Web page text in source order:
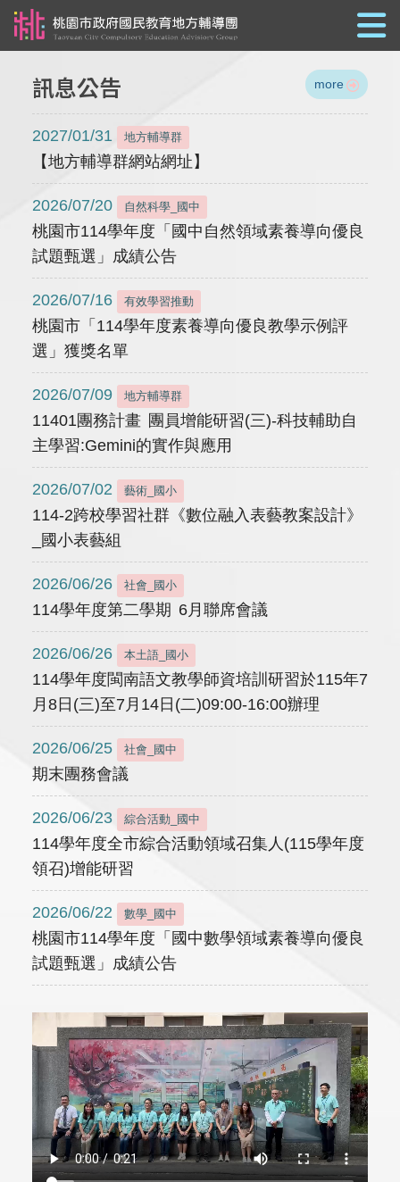
訊息公告 more
2027/01/31 地方輔導群
【地方輔導群網站網址】
2026/07/20 自然科學_國中
桃園市114學年度「國中自然領域素養導向優良
試題甄選」成績公告
2026/07/16 有效學習推動
桃園市「114學年度素養導向優良教學示例評
選」獲獎名單
2026/07/09 地方輔導群
11401團務計畫 團員增能研習(三)-科技輔助自
主學習:Gemini的實作與應用
2026/07/02 藝術_國小
114-2跨校學習社群《數位融入表藝教案設計》
_國小表藝組
2026/06/26 社會_國小
114學年度第二學期 6月聯席會議
2026/06/26 本土語_國小
114學年度閩南語文教學師資培訓研習於115年7
月8日(三)至7月14日(二)09:00-16:00辦理
2026/06/25 社會_國中
期末團務會議
2026/06/23 綜合活動_國中
114學年度全市綜合活動領域召集人(115學年度
領召)增能研習
2026/06/22 數學_國中
桃園市114學年度「國中數學領域素養導向優良
試題甄選」成績公告